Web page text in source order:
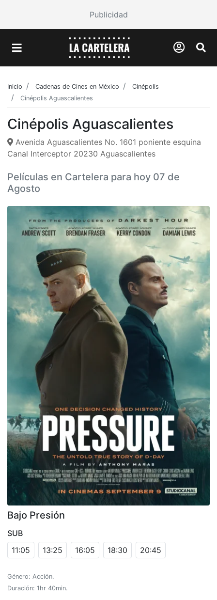
Publicidad
Inicio Cadenas de Cines en México
Cinépolis
Cinépolis Aguascalientes
Cinépolis Aguascalientes
Avenida Aguascalientes No. 1601 poniente esquina
Canal Interceptor 20230 Aguascalientes
Películas en Cartelera para hoy 07 de
Agosto
Bajo Presión
SUB
11:05
13:25 16:05 18:30 20:45
Género: Acción.
Duración: 1hr 40min.